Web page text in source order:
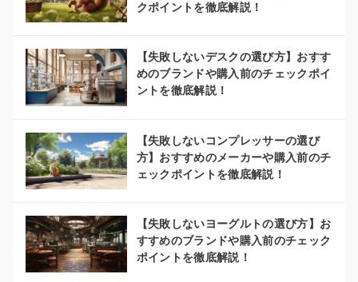
クポイントを徹底解説！
【失敗しないデスクの選び方】おすす
めのブランドや購入前のチェックポイ
ントを徹底解説！
【失敗しないコンプレッサーの選び
方】おすすめのメーカーや購入前のチ
ェックポイントを徹底解説！
【失敗しないヨーグルトの選び方】お
すすめのブランドや購入前のチェック
ポイントを徹底解説！